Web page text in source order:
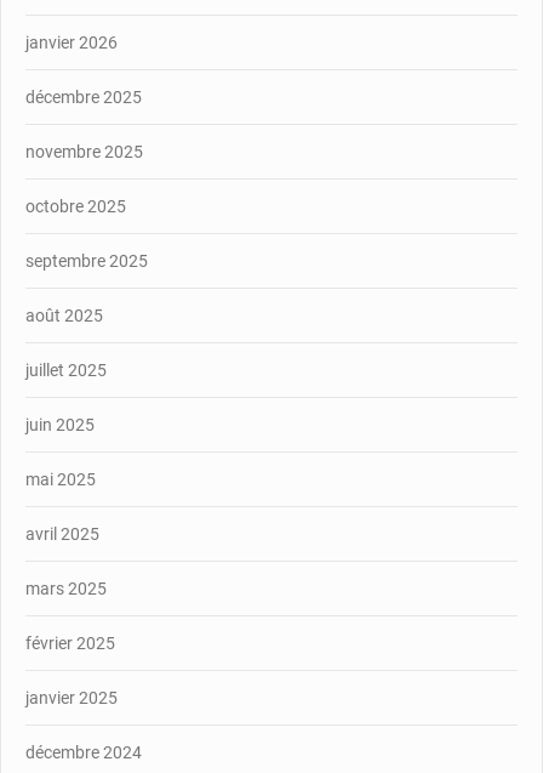
janvier 2026
décembre 2025
novembre 2025
octobre 2025
septembre 2025
août 2025
juillet 2025
juin 2025
mai 2025
avril 2025
mars 2025
février 2025
janvier 2025
décembre 2024